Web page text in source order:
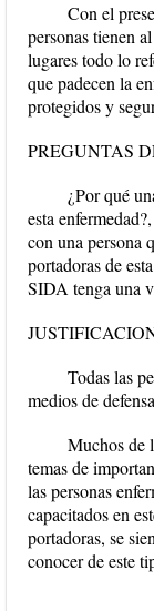
Con el
personas tienen
lugares todo lo
que padecen la
protegidos y
PREGUNTAS
¿Por qué
esta
con una persona
portadoras de
SIDA tenga una
Todas las
medios de
Muchos de
temas de
las personas
capacitados en
portadoras, se
conocer de este